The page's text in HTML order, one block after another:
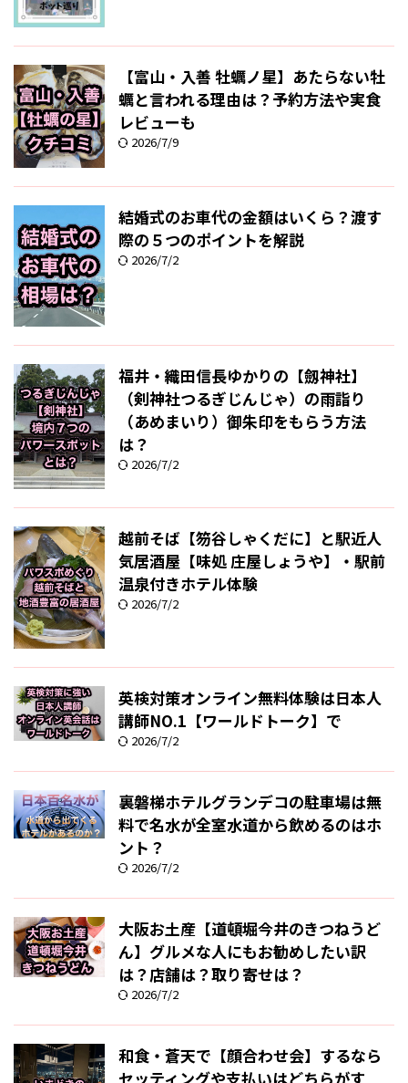
【富山・入善 牡蠣ノ星】あたらない牡
蠣と言われる理由は？予約方法や実食
レビューも
2026/7/9
結婚式のお車代の金額はいくら？渡す
際の５つのポイントを解説
2026/7/2
福井・織田信長ゆかりの【劔神社】
（剣神社つるぎじんじゃ）の雨詣り
（あめまいり）御朱印をもらう方法
は？
2026/7/2
越前そば【笏谷しゃくだに】と駅近人
気居酒屋【味処 庄屋しょうや】・駅前
温泉付きホテル体験
2026/7/2
英検対策オンライン無料体験は日本人
講師NO.1【ワールドトーク】で
2026/7/2
裏磐梯ホテルグランデコの駐車場は無
料で名水が全室水道から飲めるのはホ
ント？
2026/7/2
大阪お土産【道頓堀今井のきつねうど
ん】グルメな人にもお勧めしたい訳
は？店舗は？取り寄せは？
2026/7/2
和食・蒼天で【顔合わせ会】するなら
セッティングや支払いはどちらがす